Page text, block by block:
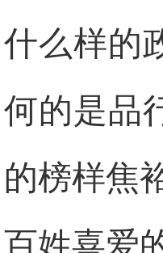
什么样的
何的是品
的榜样焦
百姓喜爱